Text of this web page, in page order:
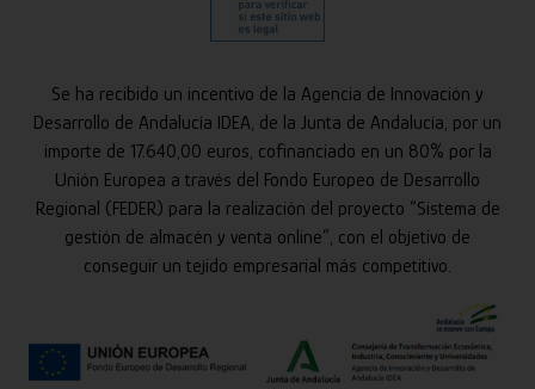
Se ha recibido un incentivo de la Agencia de Innovación y
Desarrollo de Andalucía IDEA, de la Junta de Andalucía, por un
importe de 17.640,00 euros, cofinanciado en un 80% por la
Unión Europea a través del Fondo Europeo de Desarrollo
Regional (FEDER) para la realización del proyecto “Sistema de
gestión de almacén y venta online”, con el objetivo de
conseguir un tejido empresarial más competitivo.